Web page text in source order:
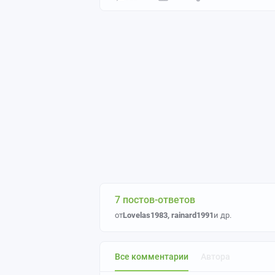
7 постов-ответов
отLovelas1983, rainard1991 и др.
Все комментарии